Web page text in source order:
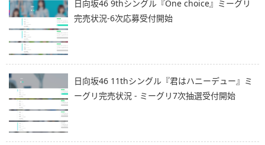
日向坂46 9thシングル『One choice』ミーグリ
完売状況-6次応募受付開始
日向坂46 11thシングル『君はハニーデュー』ミ
ーグリ完売状況 - ミーグリ7次抽選受付開始